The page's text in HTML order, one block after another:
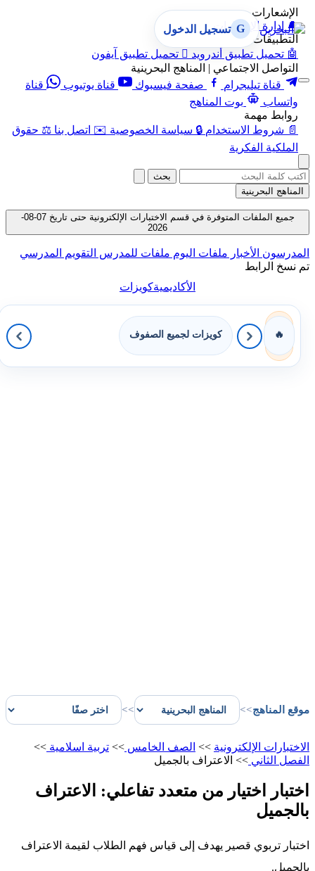
الإشعارات
🔔
إدارة الإشعارات
التطبيقات
🤖 تحميل تطبيق أندرويد  تحميل تطبيق آيفون
التواصل الاجتماعي | المناهج البحرينية
قناة تيليجرام
صفحة فيسبوك قناة يوتيوب
قناة
واتساب
بوت المناهج
روابط مهمة
📄 شروط الاستخدام 🔒 سياسة الخصوصية ✉️ اتصل بنا ⚖️ حقوق
الملكية الفكرية
G تسجيل الدخول
بحث
المناهج البحرينية
جميع الملفات المتوفرة في قسم الاختبارات الإلكترونية حتى تاريخ 07-08-
2026
المدرسون الأخبار ملفات اليوم ملفات للمدرس التقويم المدرسي
تم نسخ الرابط
الأكاديميةكويزات
🔥 كويزات لجميع الصفوف
موقع المناهج>>
>>
الاختبارات الإلكترونية >> الصف الخامس >> تربية اسلامية >>
الفصل الثاني >> الاعتراف بالجميل
اختبار اختيار من متعدد تفاعلي: الاعتراف
بالجميل
اختبار تربوي قصير يهدف إلى قياس فهم الطلاب لقيمة الاعتراف
بالجميل.